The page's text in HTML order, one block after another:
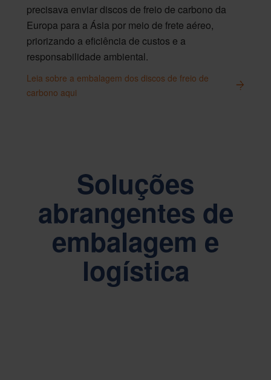
precisava enviar discos de freio de carbono da
Europa para a Ásia por meio de frete aéreo,
priorizando a eficiência de custos e a
responsabilidade ambiental.
Leia sobre a embalagem dos discos de freio de
carbono aqui
Soluções
abrangentes de
embalagem e
logística